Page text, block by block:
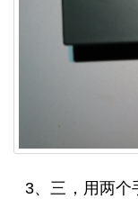
3、三，用两个